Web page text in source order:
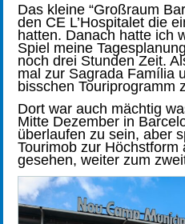
Das kleine “Großraum
den CE L’Hospitalet die
hatten. Danach hatte ich
Spiel meine
noch drei Stunden Zeit.
mal zur Sagrada Família
bisschen Touriprogramm
Dort war auch mächtig
Mitte Dezember in
überlaufen zu sein, aber
Tourimob zur Höchstform
gesehen, weiter zum